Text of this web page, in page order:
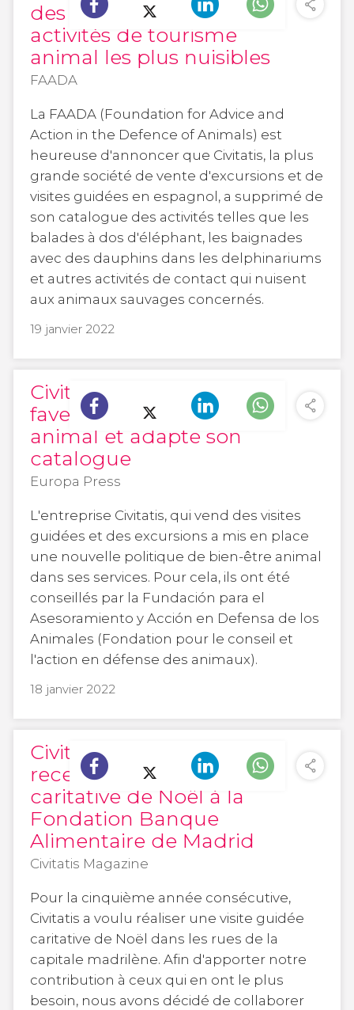
des billets pour les
activités de tourisme
animal les plus nuisibles
FAADA
La FAADA (Foundation for Advice and
Action in the Defence of Animals) est
heureuse d'annoncer que Civitatis, la plus
grande société de vente d'excursions et de
visites guidées en espagnol, a supprimé de
son catalogue des activités telles que les
balades à dos d'éléphant, les baignades
avec des dauphins dans les delphinariums
et autres activités de contact qui nuisent
aux animaux sauvages concernés.
19 janvier 2022
Civitatis s'engage en
faveur du bien-être
animal et adapte son
catalogue
Europa Press
L'entreprise Civitatis, qui vend des visites
guidées et des excursions a mis en place
une nouvelle politique de bien-être animal
dans ses services. Pour cela, ils ont été
conseillés par la Fundación para el
Asesoramiento y Acción en Defensa de los
Animales (Fondation pour le conseil et
l'action en défense des animaux).
18 janvier 2022
Civitatis fait don des
recettes de la visite
caritative de Noël à la
Fondation Banque
Alimentaire de Madrid
Civitatis Magazine
Pour la cinquième année consécutive,
Civitatis a voulu réaliser une visite guidée
caritative de Noël dans les rues de la
capitale madrilène. Afin d'apporter notre
contribution à ceux qui en ont le plus
besoin, nous avons décidé de collaborer